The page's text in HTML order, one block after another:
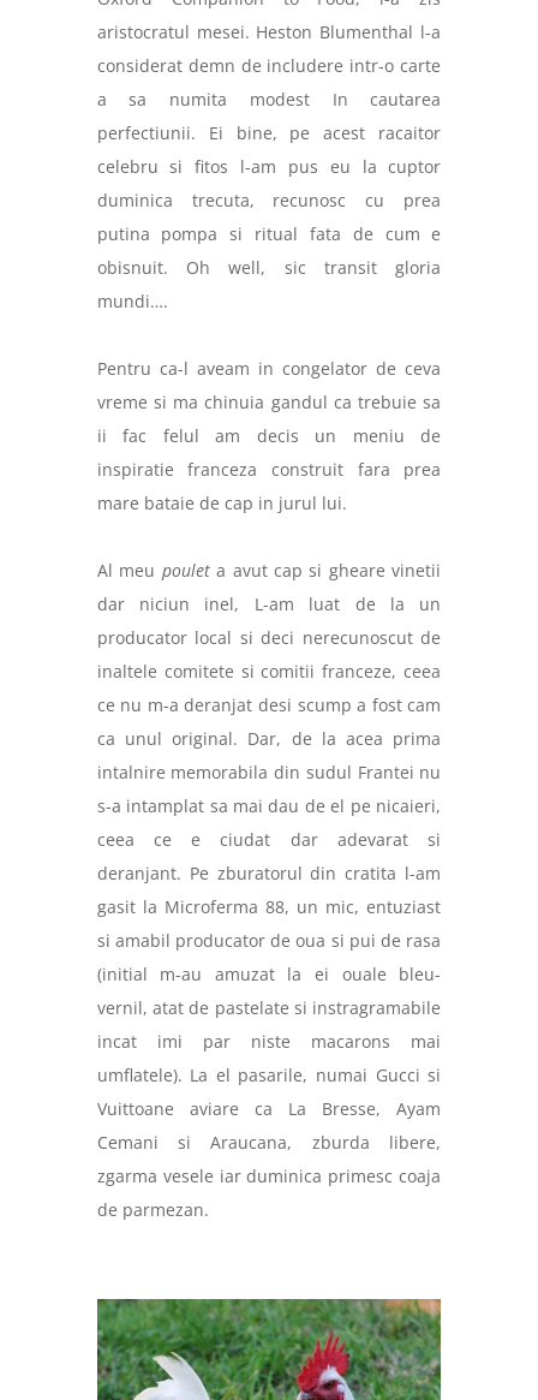
aristocratul mesei. Heston Blumenthal l-a
considerat demn de includere intr-o carte
a sa numita modest In cautarea
perfectiunii. Ei bine, pe acest racaitor
celebru si fitos l-am pus eu la cuptor
duminica trecuta, recunosc cu prea
putina pompa si ritual fata de cum e
obisnuit. Oh well, sic transit gloria
mundi….
Pentru ca-l aveam in congelator de ceva
vreme si ma chinuia gandul ca trebuie sa
ii fac felul am decis un meniu de
inspiratie franceza construit fara prea
mare bataie de cap in jurul lui.
Al meu pouleta avut cap si gheare vinetii
dar niciun inel, L-am luat de la un
producator local si deci nerecunoscut de
inaltele comitete si comitii franceze, ceea
ce nu m-a deranjat desi scump a fost cam
ca unul original. Dar, de la acea prima
intalnire memorabila din sudul Frantei nu
s-a intamplat sa mai dau de el pe nicaieri,
ceea ce e ciudat dar adevarat si
deranjant. Pe zburatorul din cratita l-am
gasit la Microferma 88, un mic, entuziast
si amabil producator de oua si pui de rasa
(initial m-au amuzat la ei ouale bleu-
vernil, atat de pastelate si instragramabile
incat imi par niste macarons mai
umflatele). La el pasarile, numai Gucci si
Vuittoane aviare ca La Bresse, Ayam
Cemani si Araucana, zburda libere,
zgarma vesele iar duminica primesc coaja
de parmezan.